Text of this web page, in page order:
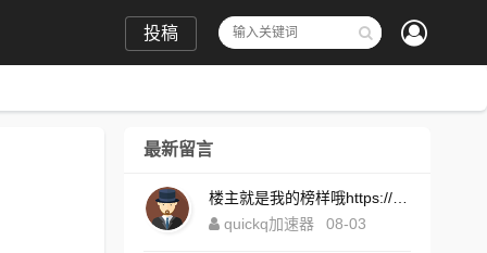
投稿
最新留言
quickq加速器
08-03